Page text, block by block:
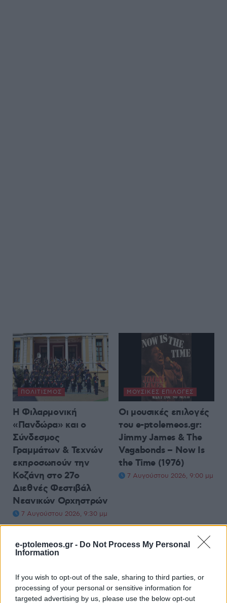
e-ptolemeos.gr - Do Not Process My Personal
Information
If you wish to opt-out of the sale, sharing to third parties, or
processing of your personal or sensitive information for
targeted advertising by us, please use the below opt-out
ΠΟΛΙΤΙΣΜΌΣ
Η Φιλαρμονική
«Πανδώρα» και ο
Σύνδεσμος
Γραμμάτων & Τεχνών
εκπροσωπούν την
Κοζάνη στο 27ο
Διεθνές Φεστιβάλ
Νεανικών Ορχηστρών
7 Αυγούστου 2026, 9:30 μμ
ΜΟΥΣΙΚΈΣ ΕΠΙΛΟΓΈΣ
Οι μουσικές επιλογές
του e-ptolemeos.gr:
Jimmy James & The
Vagabonds – Now Is
the Time (1976)
7 Αυγούστου 2026, 9:00 μμ
ΚΟΙΝΩΝΊΑ ΑΣΤΥΝΟΜΙΚΌ ΔΕΛΤΊΟ